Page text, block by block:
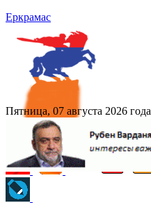
Еркрамас
Пятница, 07 августа 2026 года